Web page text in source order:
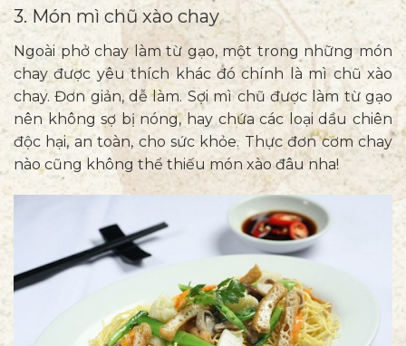
3. Món mì chũ xào chay
Ngoàiphở chay làm từ gạo, một trong những món
chay được yêu thích khác đó chính là mì chũ xào
chay. Đơn giản, dễ làm. Sợi mì chũ được làm từ gạo
nên không sợ bị nóng, hay chứa các loại dầu chiên
độc hại, an toàn, cho sức khỏe. Thực đơn cơm chay
nào cũng không thể thiếu món xào đâu nha!